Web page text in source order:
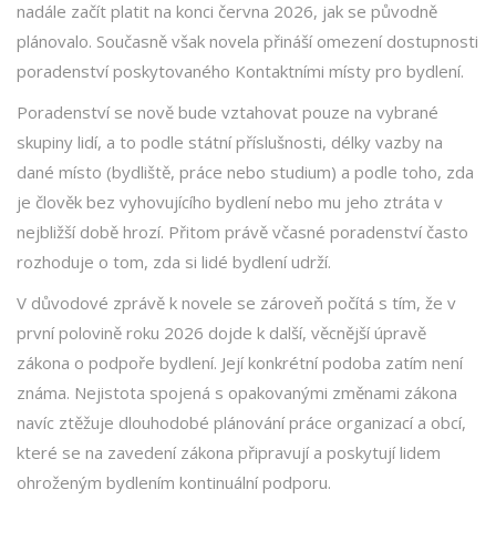
nadále začít platit na konci června 2026, jak se původně
plánovalo. Současně však novela přináší omezení dostupnosti
poradenství poskytovaného Kontaktními místy pro bydlení.
Poradenství se nově bude vztahovat pouze na vybrané
skupiny lidí, a to podle státní příslušnosti, délky vazby na
dané místo (bydliště, práce nebo studium) a podle toho, zda
je člověk bez vyhovujícího bydlení nebo mu jeho ztráta v
nejbližší době hrozí. Přitom právě včasné poradenství často
rozhoduje o tom, zda si lidé bydlení udrží.
V důvodové zprávě k novele se zároveň počítá s tím, že v
první polovině roku 2026 dojde k další, věcnější úpravě
zákona o podpoře bydlení. Její konkrétní podoba zatím není
známa. Nejistota spojená s opakovanými změnami zákona
navíc ztěžuje dlouhodobé plánování práce organizací a obcí,
které se na zavedení zákona připravují a poskytují lidem
ohroženým bydlením kontinuální podporu.